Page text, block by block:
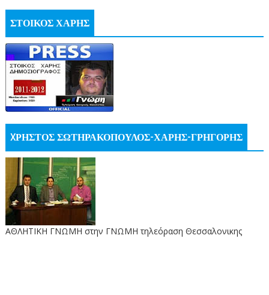
ΣΤΟΙΚΟΣ ΧΑΡΗΣ
XΡΗΣΤΟΣ ΣΩΤΗΡΑΚΟΠΟΥΛΟΣ-ΧΑΡΗΣ-ΓΡΗΓΟΡΗΣ
ΑΘΛΗΤΙΚΗ ΓΝΩΜΗ στην ΓΝΩΜΗ τηλεόραση Θεσσαλονικης